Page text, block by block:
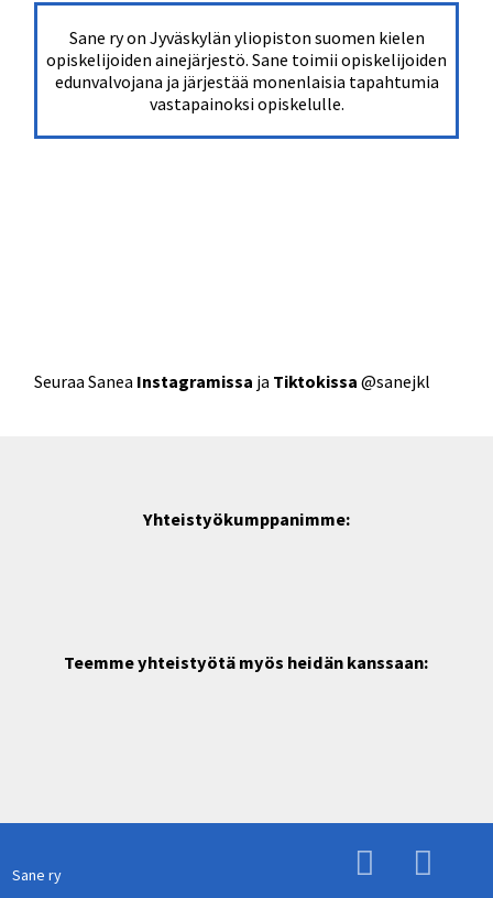
Sane ry on Jyväskylän yliopiston suomen kielen
opiskelijoiden ainejärjestö. Sane toimii opiskelijoiden
edunvalvojana ja järjestää monenlaisia tapahtumia
vastapainoksi opiskelulle.
Seuraa Sanea Instagramissa ja Tiktokissa @sanejkl
Yhteistyökumppanimme:
Teemme yhteistyötä myös heidän kanssaan:
Sane ry